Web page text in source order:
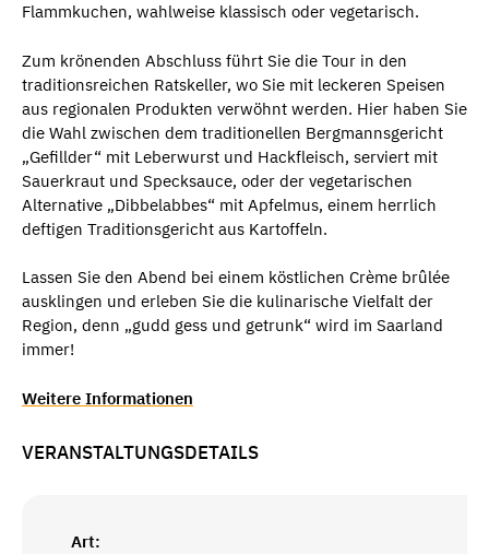
Flammkuchen, wahlweise klassisch oder vegetarisch.
Zum krönenden Abschluss führt Sie die Tour in den
traditionsreichen Ratskeller, wo Sie mit leckeren Speisen
aus regionalen Produkten verwöhnt werden. Hier haben Sie
die Wahl zwischen dem traditionellen Bergmannsgericht
„Gefillder“ mit Leberwurst und Hackfleisch, serviert mit
Sauerkraut und Specksauce, oder der vegetarischen
Alternative „Dibbelabbes“ mit Apfelmus, einem herrlich
deftigen Traditionsgericht aus Kartoffeln.
Lassen Sie den Abend bei einem köstlichen Crème brûlée
ausklingen und erleben Sie die kulinarische Vielfalt der
Region, denn „gudd gess und getrunk“ wird im Saarland
immer!
Weitere Informationen
VERANSTALTUNGSDETAILS
Art: